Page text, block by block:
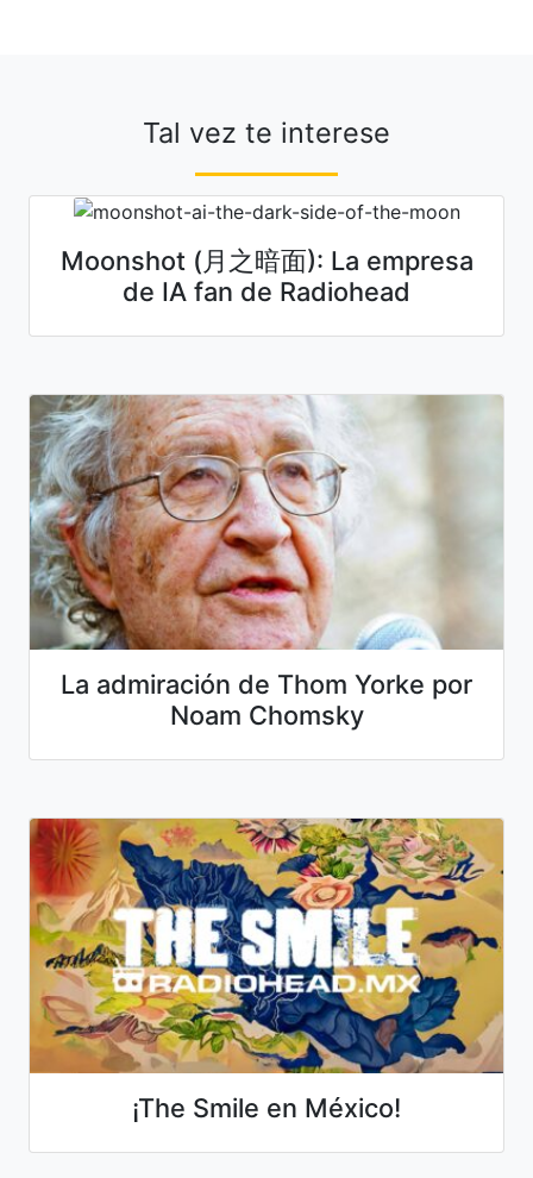
Tal vez te interese
Moonshot (月之暗面): La empresa
de IA fan de Radiohead
La admiración de Thom Yorke por
Noam Chomsky
¡The Smile en México!